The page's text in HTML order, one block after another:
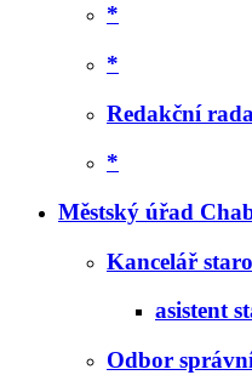
*
*
Redakční
*
Městský úřad
Kancelář
asistent
Odbor